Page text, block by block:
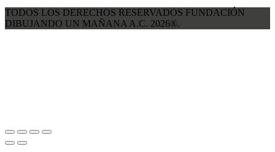
TODOS LOS DERECHOS RESERVADOS FUNDACIÓN
DIBUJANDO UN MAÑANA A.C. 2026®.